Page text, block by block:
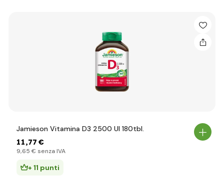
Jamieson Vitamina D3 2500 UI 180tbl.
11,77 €
9,65 € senza IVA
+ 11 punti